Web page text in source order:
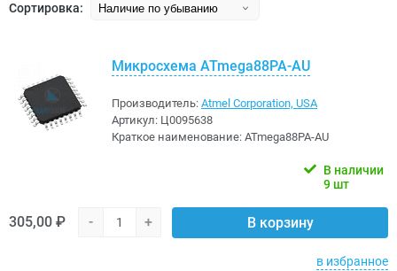
Сортировка:
Микросхема ATmega88PA-AU
Производитель: Atmel Corporation, USA
Артикул: Ц0095638
Краткое наименование: ATmega88PA-AU
В наличии
9 шт
305,00 ₽ - + В корзину
в избранное